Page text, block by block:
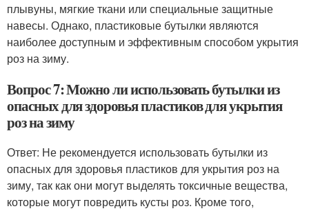
плывуны, мягкие ткани или специальные защитные
навесы. Однако, пластиковые бутылки являются
наиболее доступным и эффективным способом укрытия
роз на зиму.
Вопрос 7: Можно ли использовать бутылки из
опасных для здоровья пластиков для укрытия
роз на зиму
Ответ: Не рекомендуется использовать бутылки из
опасных для здоровья пластиков для укрытия роз на
зиму, так как они могут выделять токсичные вещества,
которые могут повредить кусты роз. Кроме того,